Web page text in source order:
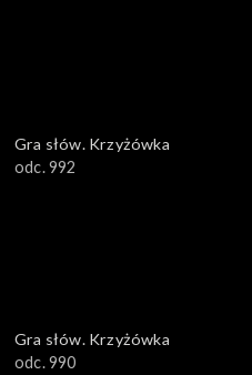
Gra słów. Krzyżówka
odc. 992
Gra słów. Krzyżówka
odc. 990